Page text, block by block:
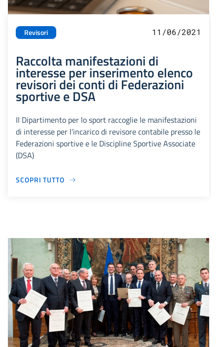
Revisori 11/06/2021
Raccolta manifestazioni di
interesse per inserimento elenco
revisori dei conti di Federazioni
sportive e DSA
Il Dipartimento per lo sport raccoglie le manifestazioni
di interesse per l’incarico di revisore contabile presso le
Federazioni sportive e le Discipline Sportive Associate
(DSA)
SCOPRI TUTTO